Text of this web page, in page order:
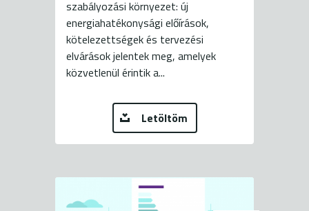
szabályozási környezet: új
energiahatékonysági előírások,
kötelezettségek és tervezési
elvárások jelentek meg, amelyek
közvetlenül érintik a...
Letöltöm